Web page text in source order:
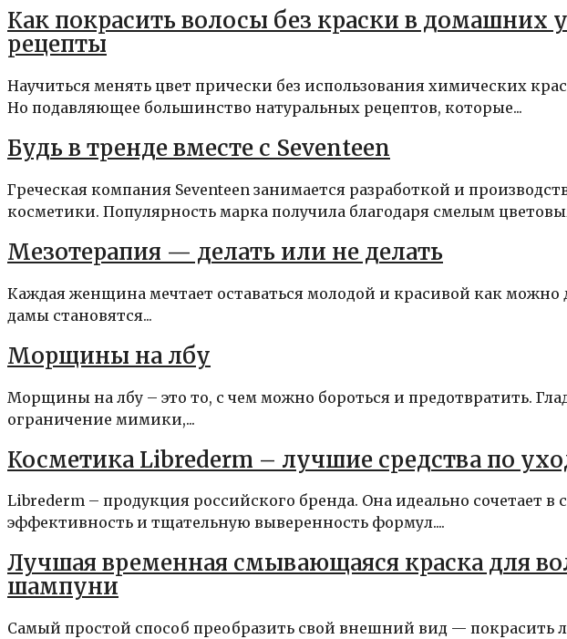
Как покрасить волосы без краски в домашних
рецепты
Научиться менять цвет прически без использования химических
Но подавляющее большинство натуральных рецептов, которые...
Будь в тренде вместе с Seventeen
Греческая компания Seventeen занимается разработкой и
косметики. Популярность марка получила благодаря смелым
Мезотерапия — делать или не делать
Каждая женщина мечтает оставаться молодой и красивой как можно
дамы становятся...
Морщины на лбу
Морщины на лбу – это то, с чем можно бороться и предотвратить.
ограничение мимики,...
Косметика Librederm – лучшие средства по
Librederm – продукция российского бренда. Она идеально сочетает
эффективность и тщательную выверенность формул....
Лучшая временная смывающаяся краска для
шампуни
Самый простой способ преобразить свой внешний вид — покрасить